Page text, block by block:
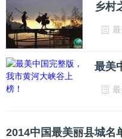
乡村
2014中国最美丽县城名